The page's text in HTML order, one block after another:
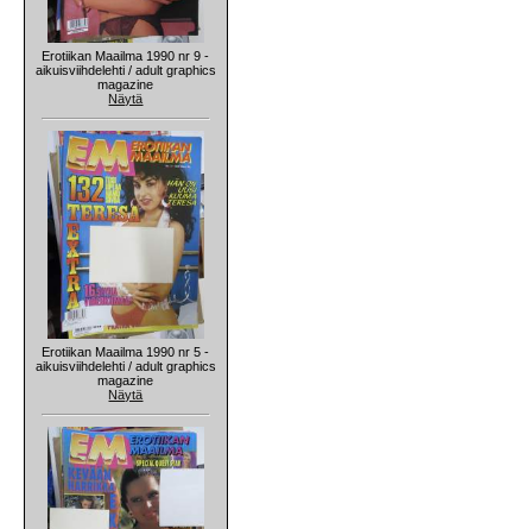
Erotiikan Maailma 1990 nr 9 -
aikuisviihdelehti / adult graphics
magazine
Näytä
Erotiikan Maailma 1990 nr 5 -
aikuisviihdelehti / adult graphics
magazine
Näytä